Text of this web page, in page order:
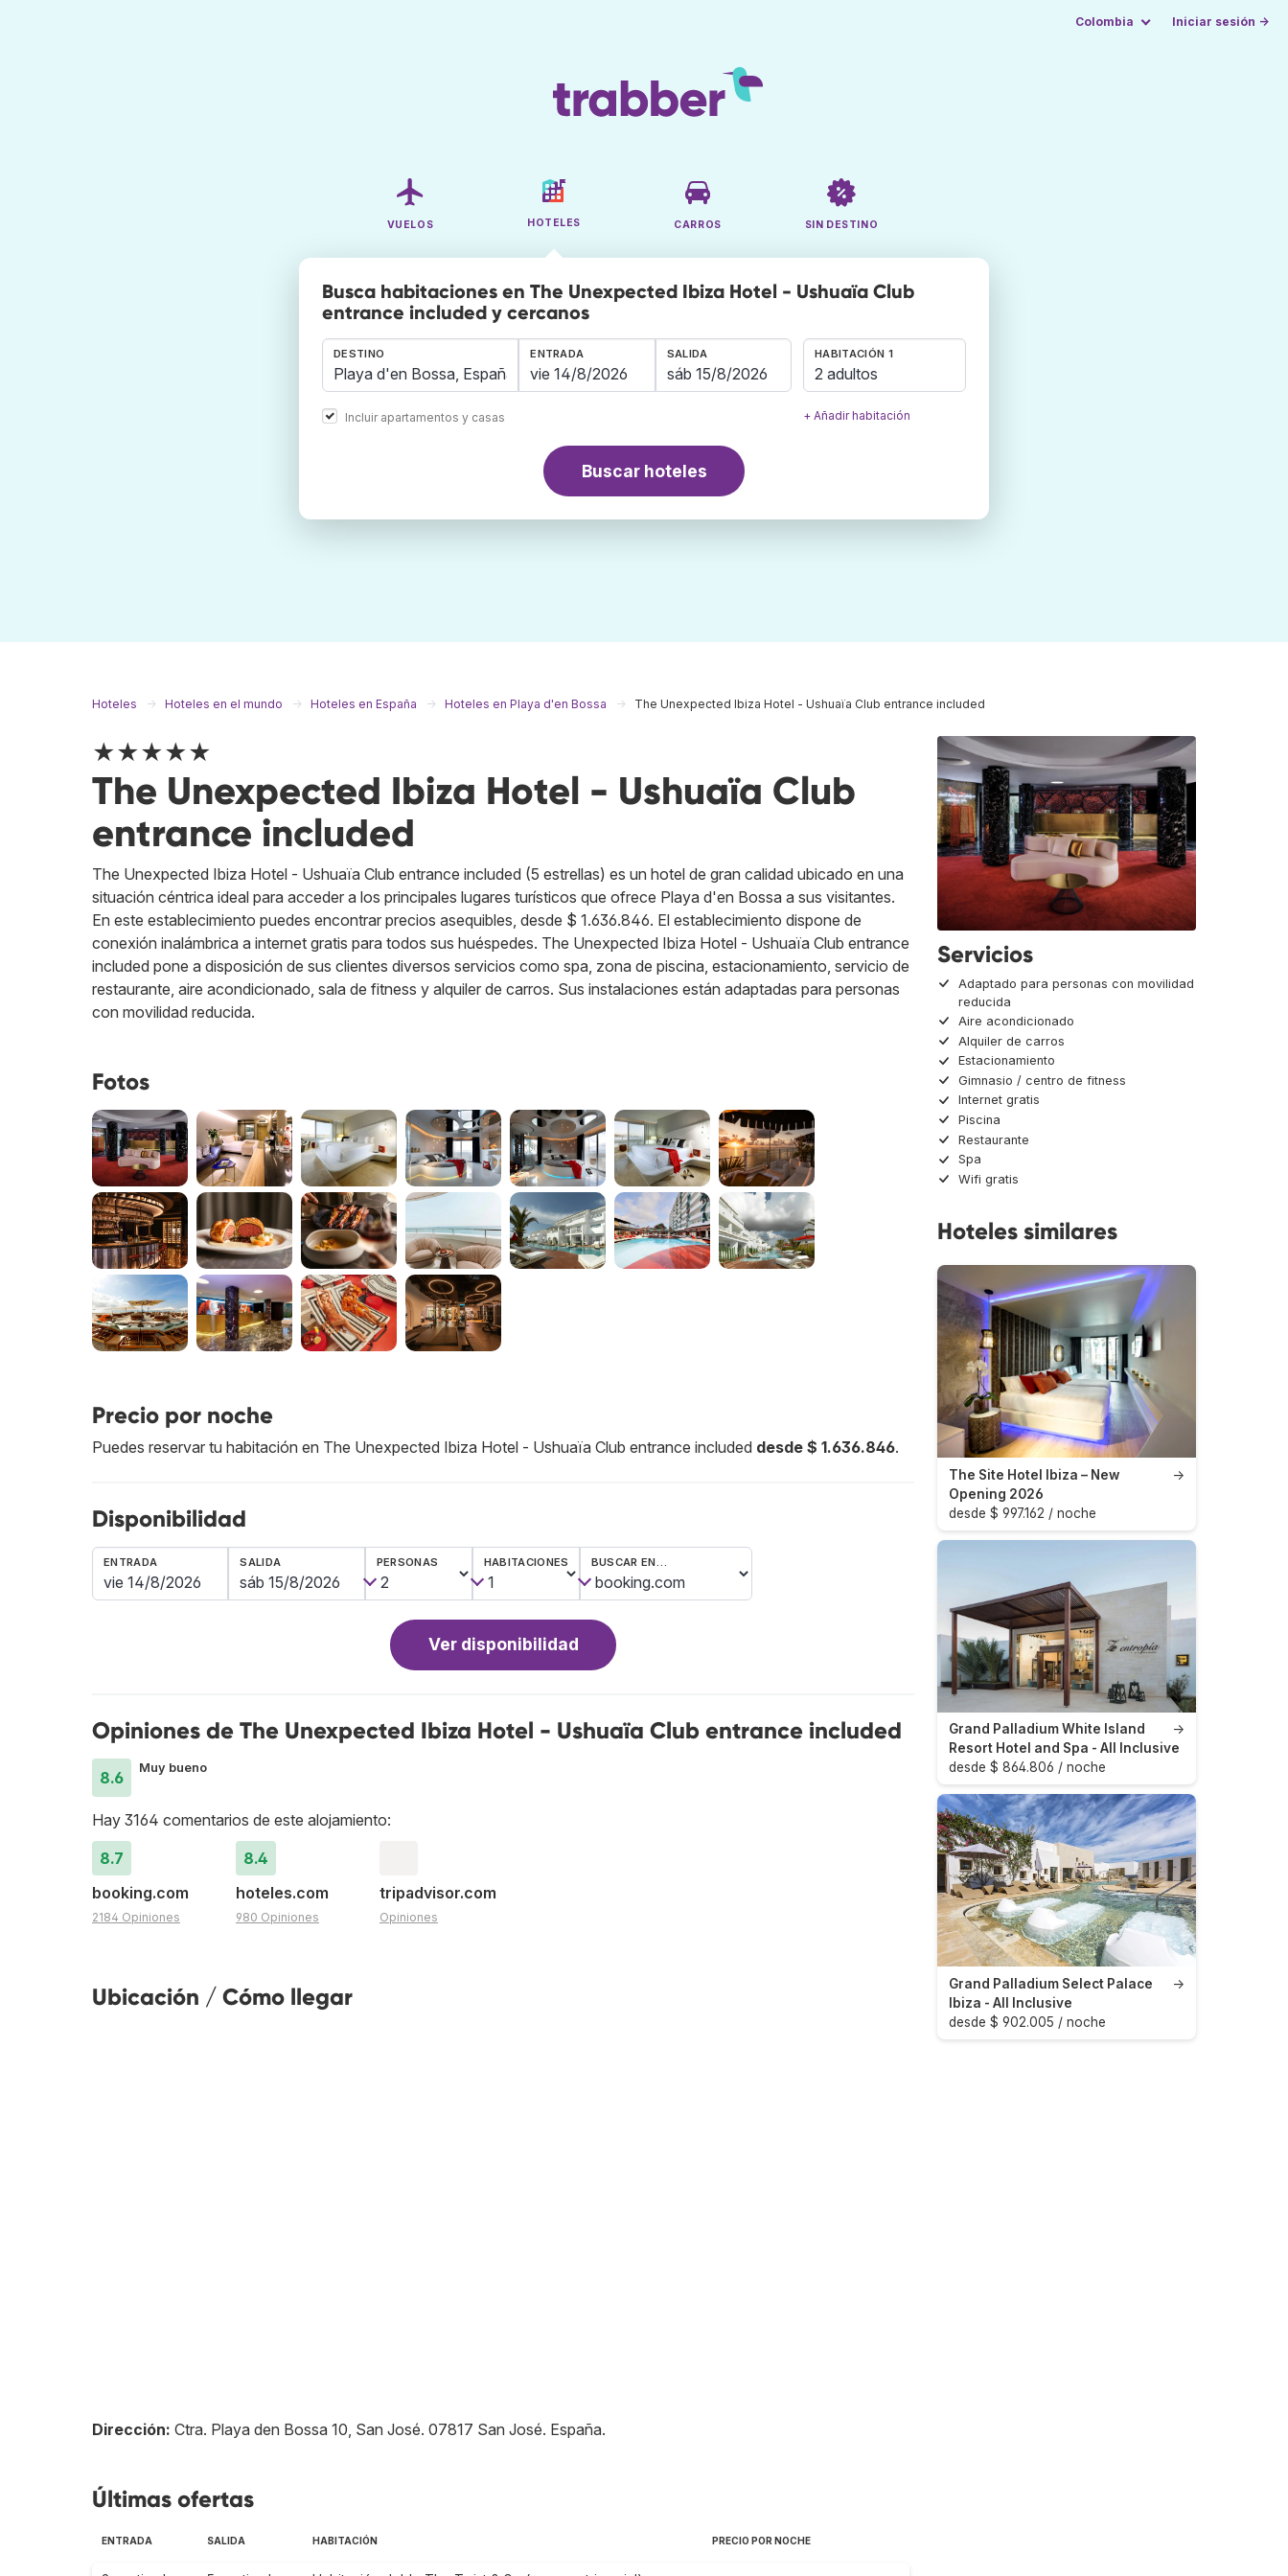
Colombia Iniciar sesión →
VUELOS HOTELES CARROS SIN DESTINO
Busca habitaciones en The Unexpected Ibiza Hotel - Ushuaïa Club
entrance included y cercanos
DESTINO
Incluir apartamentos y casas
ENTRADA SALIDA HABITACIÓN 1
2 adultos
+ Añadir habitación
Buscar hoteles
Hoteles Hoteles en el mundo Hoteles en España Hoteles en Playa d'en Bossa The Unexpected Ibiza Hotel - Ushuaïa Club entrance included
★★★★★
The Unexpected Ibiza Hotel - Ushuaïa Club
entrance included
The Unexpected Ibiza Hotel - Ushuaïa Club entrance included (5 estrellas) es un hotel de gran calidad ubicado en una
situación céntrica ideal para acceder a los principales lugares turísticos que ofrece Playa d'en Bossa a sus visitantes.
En este establecimiento puedes encontrar precios asequibles, desde $ 1.636.846. El establecimiento dispone de
conexión inalámbrica a internet gratis para todos sus huéspedes. The Unexpected Ibiza Hotel - Ushuaïa Club entrance
included pone a disposición de sus clientes diversos servicios como spa, zona de piscina, estacionamiento, servicio de
restaurante, aire acondicionado, sala de fitness y alquiler de carros. Sus instalaciones están adaptadas para personas
con movilidad reducida.
Fotos
Precio por noche
Puedes reservar tu habitación en The Unexpected Ibiza Hotel - Ushuaïa Club entrance included desde $ 1.636.846.
Disponibilidad
ENTRADA SALIDA PERSONAS HABITACIONES BUSCAR EN…
Ver disponibilidad
Opiniones de The Unexpected Ibiza Hotel - Ushuaïa Club entrance included
8.6
Muy bueno
Hay 3164 comentarios de este alojamiento:
8.7
booking.com
2184 Opiniones
8.4
hoteles.com
980 Opiniones
tripadvisor.com
Opiniones
Ubicación / Cómo llegar
Dirección: Ctra. Playa den Bossa 10, San José. 07817 San José. España.
Últimas ofertas
ENTRADA SALIDA HABITACIÓN PRECIO POR NOCHE
Servicios
Adaptado para personas con movilidad
reducida
Aire acondicionado
Alquiler de carros
Estacionamiento
Gimnasio / centro de fitness
Internet gratis
Piscina
Restaurante
Spa
Wifi gratis
Hoteles similares
→
The Site Hotel Ibiza – New
Opening 2026
desde $ 997.162 / noche
→
Grand Palladium White Island
Resort Hotel and Spa - All Inclusive
desde $ 864.806 / noche
→
Grand Palladium Select Palace
Ibiza - All Inclusive
desde $ 902.005 / noche